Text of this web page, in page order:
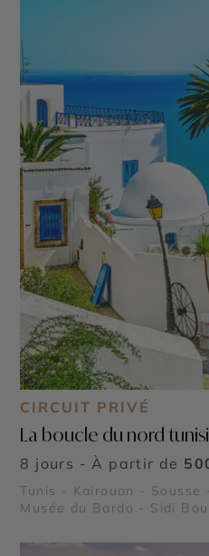
CIRCUIT PRIVÉ
La boucle du nord
8 jours - À partir de
Tunis - Kairouan - Sousse
Musée du Bardo - Sidi